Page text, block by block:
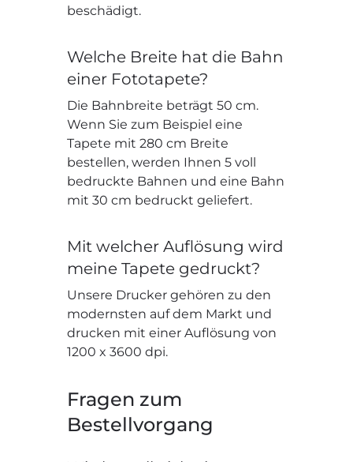
beschädigt.
Welche Breite hat die Bahn
einer Fototapete?
Die Bahnbreite beträgt 50 cm.
Wenn Sie zum Beispiel eine
Tapete mit 280 cm Breite
bestellen, werden Ihnen 5 voll
bedruckte Bahnen und eine Bahn
mit 30 cm bedruckt geliefert.
Mit welcher Auflösung wird
meine Tapete gedruckt?
Unsere Drucker gehören zu den
modernsten auf dem Markt und
drucken mit einer Auflösung von
1200 x 3600 dpi.
Fragen zum
Bestellvorgang